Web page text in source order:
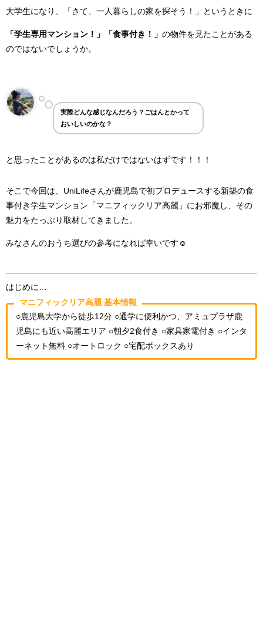
大学生になり、「さて、一人暮らしの家を探そう！」というときに
「学生専用マンション！」「食事付き！」 の物件を見たことがある
のではないでしょうか。
実際どんな感じなんだろう？ごはんとかって
おいしいのかな？
と思ったことがあるのは私だけではないはずです！！！
そこで今回は、UniLifeさんが鹿児島で初プロデュースする新築の食
事付き学生マンション「マニフィックリア高麗」にお邪魔し、その
魅力をたっぷり取材してきました。
みなさんのおうち選びの参考になれば幸いです☺
はじめに…
マニフィックリア高麗 基本情報
○鹿児島大学から徒歩12分 ○通学に便利かつ、アミュプラザ鹿
児島にも近い高麗エリア ○朝夕2食付き ○家具家電付き ○インタ
ーネット無料 ○オートロック ○宅配ボックスあり